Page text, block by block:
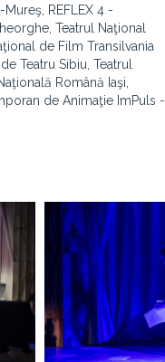
REFLEX 4 -
Teatrul Naţional
de Film Transilvania
Teatru Sibiu, Teatrul
Română Iaşi,
de Animaţie ImPuls -